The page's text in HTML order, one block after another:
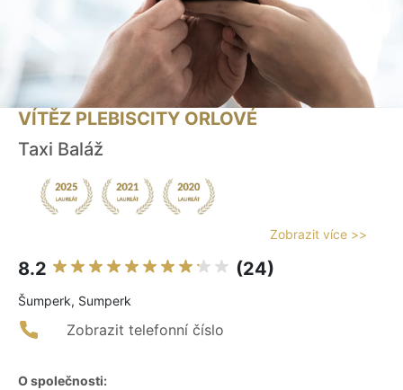
VÍTĚZ PLEBISCITY ORLOVÉ
Taxi Baláž
Zobrazit více >>
8.2 (24)
Šumperk, Sumperk
Zobrazit telefonní číslo
O společnosti: